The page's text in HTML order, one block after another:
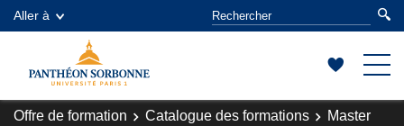
Aller à
Offre de formation Catalogue des formations
Master